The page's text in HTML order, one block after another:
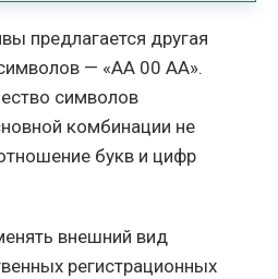
предлагается другая
— «АА 00 АА».
символов
комбинации не
букв и цифр
внешний вид
регистрационных